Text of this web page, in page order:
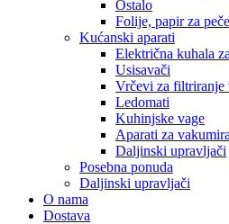
Ostalo
Folije, papir za
Kućanski aparati
Električna kuhala
Usisavači
Vrčevi za filtriranje
Ledomati
Kuhinjske vage
Aparati za
Daljinski upravljači
Posebna ponuda
Daljinski upravljači
O nama
Dostava